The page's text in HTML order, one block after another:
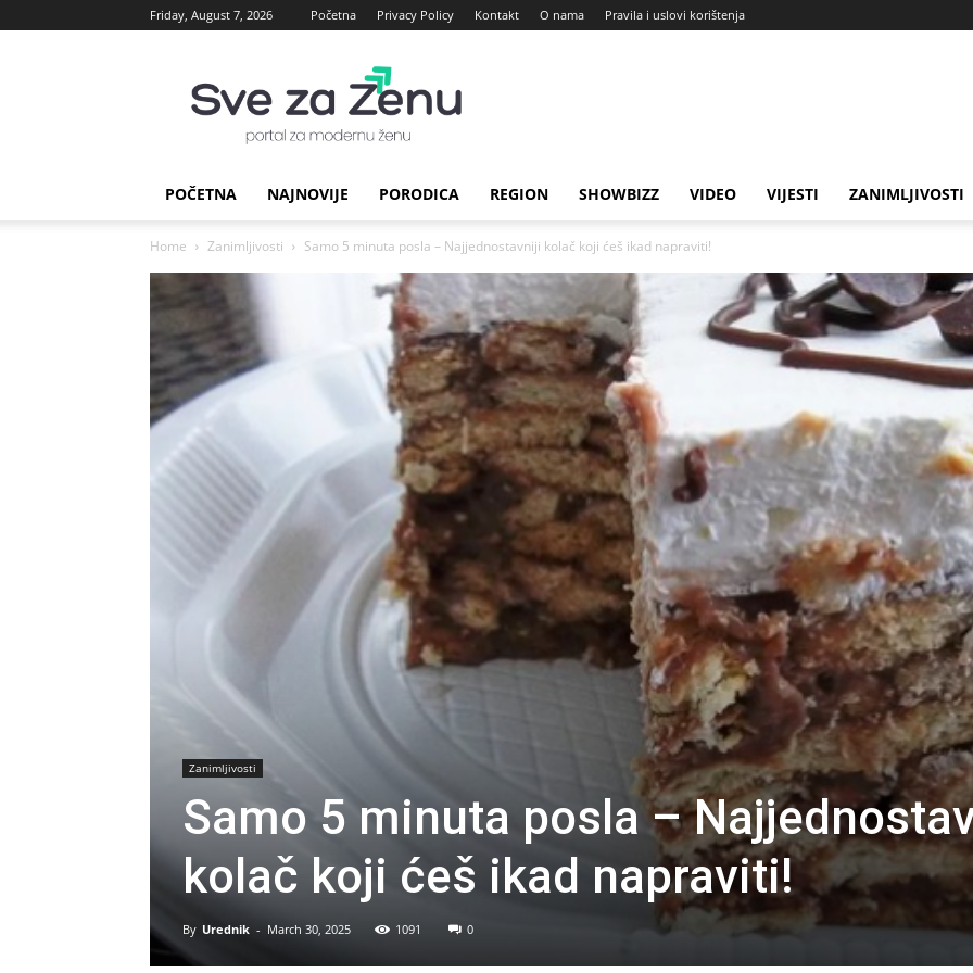
Friday, August 7, 2026 Početna Privacy Policy Kontakt O nama Pravila i uslovi korištenja
za
Zenu
POČETNA NAJNOVIJE PORODICA REGION SHOWBIZZ VIDEO VIJESTI ZANIMLJIVOSTI
Home Zanimljivosti Samo 5 minuta posla – Najjednostavniji kolač koji ćeš ikad napraviti!
Zanimljivosti
Samo 5 minuta posla –
kolač koji ćeš ikad napraviti!
By Urednik - March 30, 2025 1091 0